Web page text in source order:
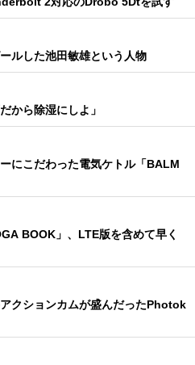
ルした池田敏雄という人物
から除湿にしよ」
にこだわった電気ケトル「BALM
BOOK」、LTE版を含めて早く
クションカムが盛んだったPhotok